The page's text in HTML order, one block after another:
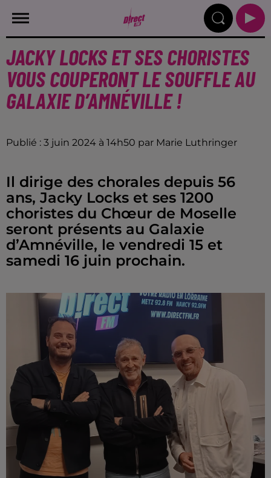
JACKY LOCKS ET SES CHORISTES
VOUS COUPERONT LE SOUFFLE AU
GALAXIE D’AMNÉVILLE !
Publié : 3 juin 2024 à 14h50 par Marie Luthringer
Il dirige des chorales depuis 56
ans, Jacky Locks et ses 1200
choristes du Chœur de Moselle
seront présents au Galaxie
d’Amnéville, le vendredi 15 et
samedi 16 juin prochain.